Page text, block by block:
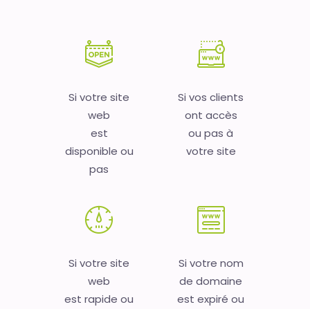
Si votre site
web
est
disponible ou
pas
Si vos clients
ont accès
ou pas à
votre site
Si votre site
web
est rapide ou
Si votre nom
de domaine
est expiré ou